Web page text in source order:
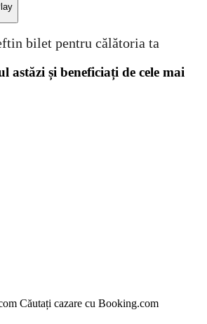
bilet pentru călătoria ta
astăzi și beneficiați de cele mai
Căutați cazare cu Booking.com